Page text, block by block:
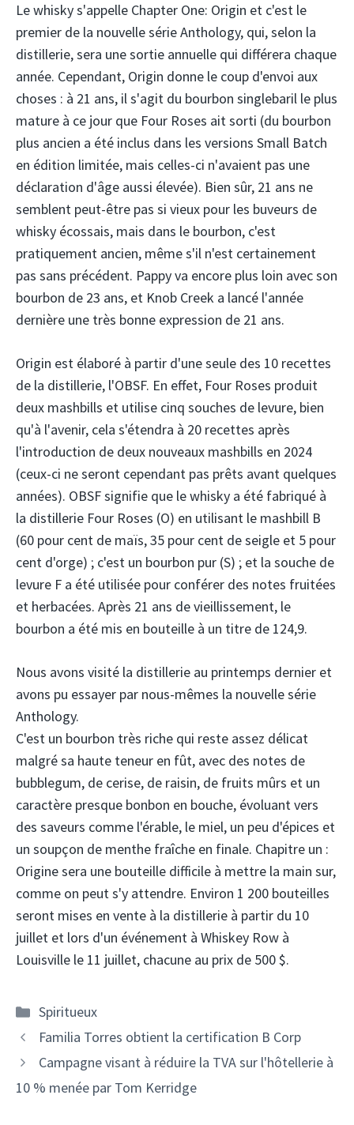
Le whisky s'appelle Chapter One: Origin et c'est le
premier de la nouvelle série Anthology, qui, selon la
distillerie, sera une sortie annuelle qui différera chaque
année. Cependant, Origin donne le coup d'envoi aux
choses : à 21 ans, il s'agit du bourbon singlebaril le plus
mature à ce jour que Four Roses ait sorti (du bourbon
plus ancien a été inclus dans les versions Small Batch
en édition limitée, mais celles-ci n'avaient pas une
déclaration d'âge aussi élevée). Bien sûr, 21 ans ne
semblent peut-être pas si vieux pour les buveurs de
whisky écossais, mais dans le bourbon, c'est
pratiquement ancien, même s'il n'est certainement
pas sans précédent. Pappy va encore plus loin avec son
bourbon de 23 ans, et Knob Creek a lancé l'année
dernière une très bonne expression de 21 ans.
Origin est élaboré à partir d'une seule des 10 recettes
de la distillerie, l'OBSF. En effet, Four Roses produit
deux mashbills et utilise cinq souches de levure, bien
qu'à l'avenir, cela s'étendra à 20 recettes après
l'introduction de deux nouveaux mashbills en 2024
(ceux-ci ne seront cependant pas prêts avant quelques
années). OBSF signifie que le whisky a été fabriqué à
la distillerie Four Roses (O) en utilisant le mashbill B
(60 pour cent de maïs, 35 pour cent de seigle et 5 pour
cent d'orge) ; c'est un bourbon pur (S) ; et la souche de
levure F a été utilisée pour conférer des notes fruitées
et herbacées. Après 21 ans de vieillissement, le
bourbon a été mis en bouteille à un titre de 124,9.
Nous avons visité la distillerie au printemps dernier et
avons pu essayer par nous-mêmes la nouvelle série
Anthology.
C'est un bourbon très riche qui reste assez délicat
malgré sa haute teneur en fût, avec des notes de
bubblegum, de cerise, de raisin, de fruits mûrs et un
caractère presque bonbon en bouche, évoluant vers
des saveurs comme l'érable, le miel, un peu d'épices et
un soupçon de menthe fraîche en finale. Chapitre un :
Origine sera une bouteille difficile à mettre la main sur,
comme on peut s'y attendre. Environ 1 200 bouteilles
seront mises en vente à la distillerie à partir du 10
juillet et lors d'un événement à Whiskey Row à
Louisville le 11 juillet, chacune au prix de 500 $.
Catégories
Spiritueux
Navigation
des
Familia Torres obtient la certification B Corp
Campagne visant à réduire la TVA sur l'hôtellerie à
10 % menée par Tom Kerridge